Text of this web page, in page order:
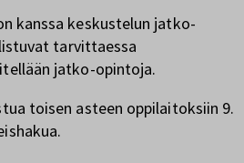
kanssa keskustelun jatko-
tarvittaessa
jatko-opintoja.
toisen asteen oppilaitoksiin 9.